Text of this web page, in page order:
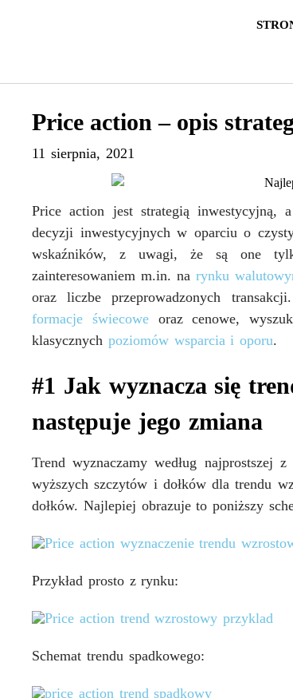
Price action – opis
11 sierpnia, 2021
Price action jest strategią inwestycyjną,
decyzji inwestycyjnych w oparciu o
wskaźników, z uwagi, że są one
zainteresowaniem m.in. na rynku
oraz liczbe przeprowadzonych
formacje świecoweoraz cenowe,
klasycznych poziomów wsparcia i oporu.
#1 Jak wyznacza się
następuje jego zmiana
Trend wyznaczamy według najprostszej
wyższych szczytów i dołków dla trendu
dołków. Najlepiej obrazuje to poniższy
Przykład prosto z rynku:
Schemat trendu spadkowego: